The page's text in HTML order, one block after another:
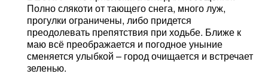
Полно слякоти от тающего снега, много луж,
прогулки ограничены, либо придется
преодолевать препятствия при ходьбе. Ближе к
маю всё преображается и погодное уныние
сменяется улыбкой – город очищается и встречает
зеленью.